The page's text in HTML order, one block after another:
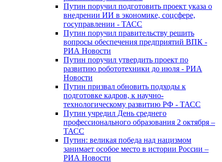
Путин поручил подготовить проект указа о
внедрении ИИ в экономике, соцсфере,
госуправлении - ТАСС
Путин поручил правительству решить
вопросы обеспечения предприятий ВПК -
РИА Новости
Путин поручил утвердить проект по
развитию робототехники до июля - РИА
Новости
Путин призвал обновить подходы к
подготовке кадров, к научно-
технологическому развитию РФ - ТАСС
Путин учредил День среднего
профессионального образования 2 октября –
ТАСС
Путин: великая победа над нацизмом
занимает особое место в истории России –
РИА Новости